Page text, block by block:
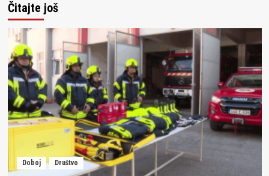
Čitajte još
Doboj Društvo